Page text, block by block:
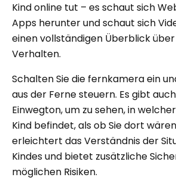
Kind online tut – es schaut sich
Apps herunter und schaut sich
einen vollständigen Überblick
Verhalten.
Schalten Sie die fernkamera ein
aus der Ferne steuern. Es gibt
Einwegton, um zu sehen, in
Kind befindet, als ob Sie dort
erleichtert das Verständnis der
Kindes und bietet zusätzliche
möglichen Risiken.